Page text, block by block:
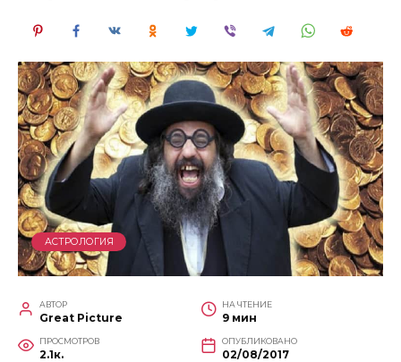
АСТРОЛОГИЯ
АВТОР
Great Picture
НА ЧТЕНИЕ
9 мин
ПРОСМОТРОВ
2.1к.
ОПУБЛИКОВАНО
02/08/2017